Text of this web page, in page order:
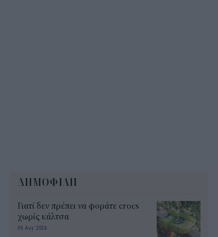
ΔΗΜΟΦΙΛΗ
Γιατί δεν πρέπει να φοράτε crocs
χωρίς κάλτσα
06 Αυγ 2026